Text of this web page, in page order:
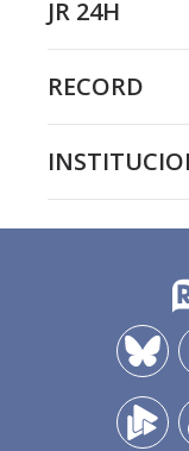
JR 24H
RECORD